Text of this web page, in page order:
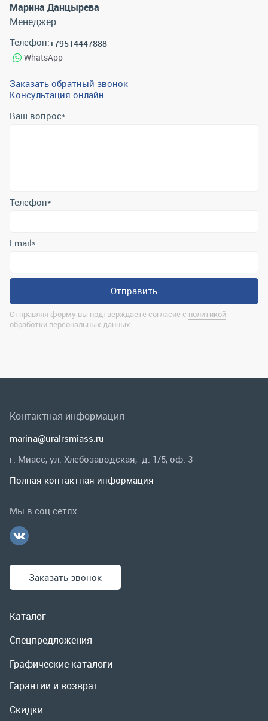
Марина Данцырева
Менеджер
Телефон:+79514447888
WhatsApp
Заказать обратный звонок
Консультация онлайн
Ваш вопрос*
Отправляя форму вы подтверждаете согласие с
Спецпредложения
Гарантии и возврат
Контактная информация
marina@uralrsmiass.ru
Заказать звонок